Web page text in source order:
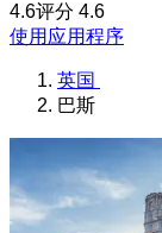
4.6评分 4.6
使用应用程序
英国
巴斯